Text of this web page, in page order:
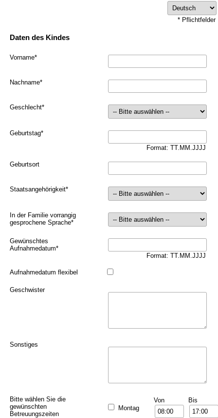
* Pflichtfelder
Daten des Kindes
Vorname*
Nachname*
Geschlecht*
Geburtstag*
Format: TT.MM.JJJJ
Geburtsort
Staatsangehörigkeit*
In der Familie vorrangig
gesprochene Sprache*
Gewünschtes
Aufnahmedatum*
Format: TT.MM.JJJJ
Aufnahmedatum flexibel
Geschwister
Sonstiges
Bitte wählen Sie die
gewünschten
Betreuungszeiten
Montag
Von Bis